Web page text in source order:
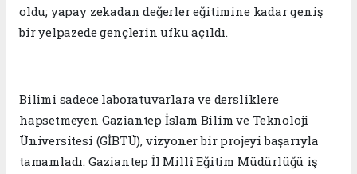
oldu; yapay zekadan değerler eğitimine kadar geniş
bir yelpazede gençlerin ufku açıldı.
Bilimi sadece laboratuvarlara ve dersliklere
hapsetmeyen Gaziantep İslam Bilim ve Teknoloji
Üniversitesi (GİBTÜ), vizyoner bir projeyi başarıyla
tamamladı. Gaziantep İl Millî Eğitim Müdürlüğü iş